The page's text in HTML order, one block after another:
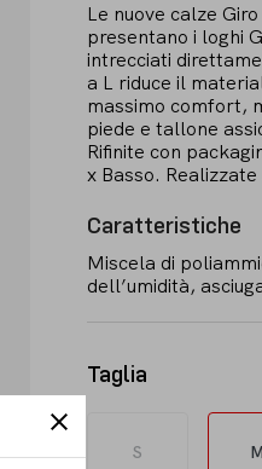
Le nuove calze
presentano i loghi
intrecciati
a L riduce il
massimo comfort,
piede e tallone
Rifinite con
x Basso.
Caratteristiche
Miscela di
dell’umidità,
Taglia
S M